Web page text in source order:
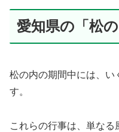
愛知県の「松
松の内の期間中には、い
す。
これらの行事は、単なる